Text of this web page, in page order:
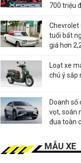
700 triệu
Chevrolet
tuổi bất
giá hơn
Loạt xe
chú ý sắp
Doanh số
vọt, soán
đua toàn
MẪU XE